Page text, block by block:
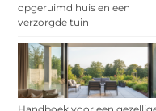
opgeruimd huis en een
verzorgde tuin
Handboek voor een